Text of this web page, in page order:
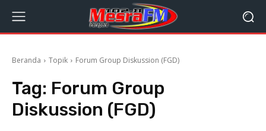
Beranda Topik Forum Group Diskussion (FGD)
Tag: Forum Group
Diskussion (FGD)